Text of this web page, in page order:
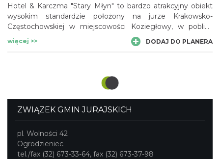
Hotel & Karczma "Stary Młyn" to bardzo atrakcyjny obiekt
wysokim standardzie położony na jurze Krakowsko-
Częstochowskiej w miejscowości Koziegłowy, w pobliżu
trasy DK-1 (E75) Katowice-Warszawa.
więcej >> DODAJ DO PLANERA
ZWIĄZEK GMIN JURAJSKICH
pl. Wolności 42
Ogrodzieniec
tel./fax (32) 673-33-64, fax (32) 673-37-98